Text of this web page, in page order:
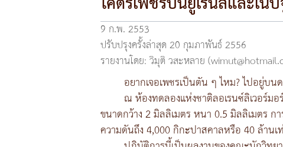
9 ก.พ. 2553
ปรับปรุงครั้งล่าสุด 20 กุมภาพันธ์ 2556
รายงานโดย: วิมุติ วสะหลาย
อยากเจอเพชรเป็นตัน ๆ ไหม? ไปอยู่บน
ณ ห้องทดลองแห่งชาติลอเรนซ์ลิเวอร์มอ
ขนาดกว้าง 2 มิลลิเมตร หนา 0.5 มิลลิเมตร ก
ความดันถึง 4,000 กิกะปาสคาลหรือ 40 ล้าน